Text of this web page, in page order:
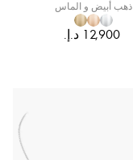
ذهب أبيض و الماس